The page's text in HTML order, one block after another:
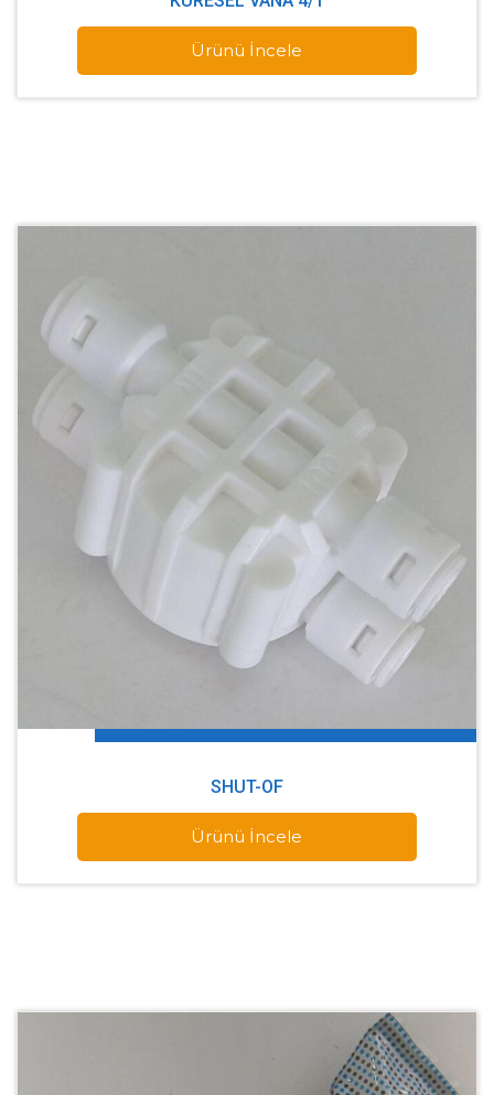
Ürünü İncele
SHUT-OF
Ürünü İncele